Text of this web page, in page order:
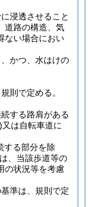
浸透させること
道路の構造、気
ない場合におい
かつ、水はけの
則で定める。
する路肩がある
又は自転車道に
する部分を除
、当該歩道等の
の状況等を考慮
準は、規則で定